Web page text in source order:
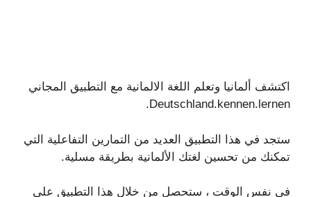
اكتشف ألمانيا وتعلم اللغة الالمانية مع التطبيق المجاني
Deutschland.kennen.lernen.
ستجد في هذا التطبيق العديد من التمارين التفاعلية التي
تمكنك من تحسين لغتك الألمانية بطريقة مسلية.
في نفس الوقت ، ستحصل من خلال هذا التطبيق على